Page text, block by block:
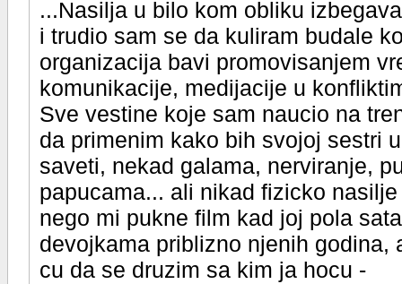
...Nasilja u bilo kom obliku
i trudio sam se da kuliram budale
organizacija bavi promovisanjem
komunikacije, medijacije u
Sve vestine koje sam naucio na
da primenim kako bih svojoj sestri
saveti, nekad galama, nerviranje,
papucama... ali nikad fizicko
nego mi pukne film kad joj pola
devojkama priblizno njenih
cu da se druzim sa kim ja hocu -